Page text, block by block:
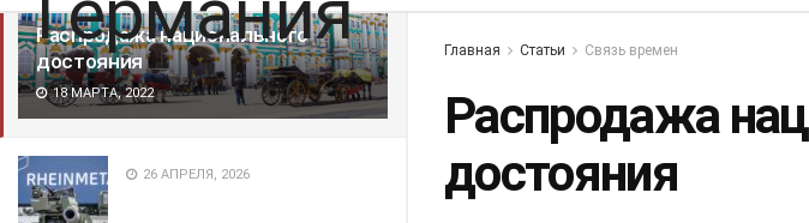
Распродажа национального
достояния
18 МАРТА, 2022
26 АПРЕЛЯ, 2026
Главная Статьи Связь времен
Распродажа
достояния